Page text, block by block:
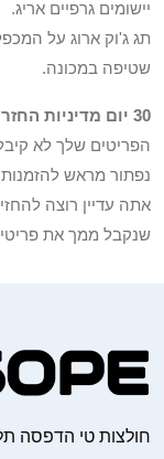
יישומים גרפיים אריג.
תג ג'וק ארוג על
שטיפה במכונה.
30 יום מדיניות החזר והחזר כספי
נפתור מראש
אתה עדיין רוצה
שנקבל ממך את
חולצות טי הדפסה